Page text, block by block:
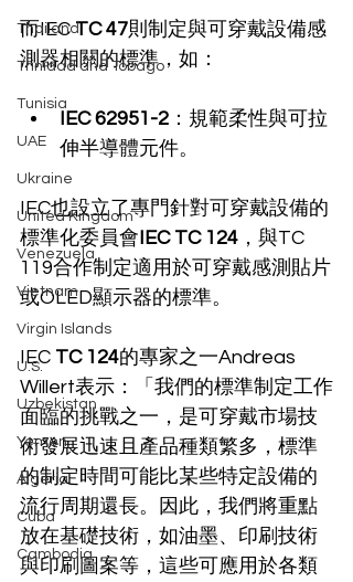
Thailand
Trinidad and Tobago
Tunisia
UAE
Ukraine
United Kingdom
Venezuela
Vietnam
Virgin Islands
U.S.
Uzbekistan
Yemen
Algeria
Cuba
Cambodia
而IEC TC 47則制定與可穿戴設備感
測器相關的標準，如：
IEC 62951-2 ：規範柔性與可拉
伸半導體元件。
IEC也設立了專門針對可穿戴設備的
標準化委員會IEC TC 124 ，與TC
119合作制定適用於可穿戴感測貼片
或OLED顯示器的標準。
IEC TC 124的專家之一Andreas
Willert表示：「我們的標準制定工作
面臨的挑戰之一，是可穿戴市場技
術發展迅速且產品種類繁多，標準
的制定時間可能比某些特定設備的
流行周期還長。因此，我們將重點
放在基礎技術，如油墨、印刷技術
與印刷圖案等，這些可應用於各類